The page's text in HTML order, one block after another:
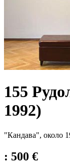
155
1992)
"Кандава", около
: 500 €